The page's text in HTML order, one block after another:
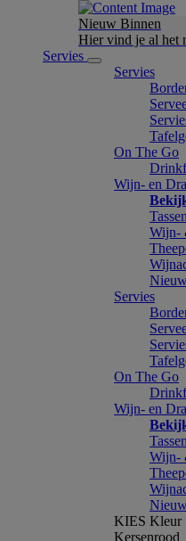
Nieuw Binnen
Hier vind je al het
Servies
Servies
On The Go
Wijn- en
Wijn-
Servies
On The Go
Wijn- en
Wijn-
KIES Kleur
Kersenrood